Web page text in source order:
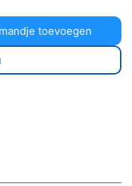
toevoegen